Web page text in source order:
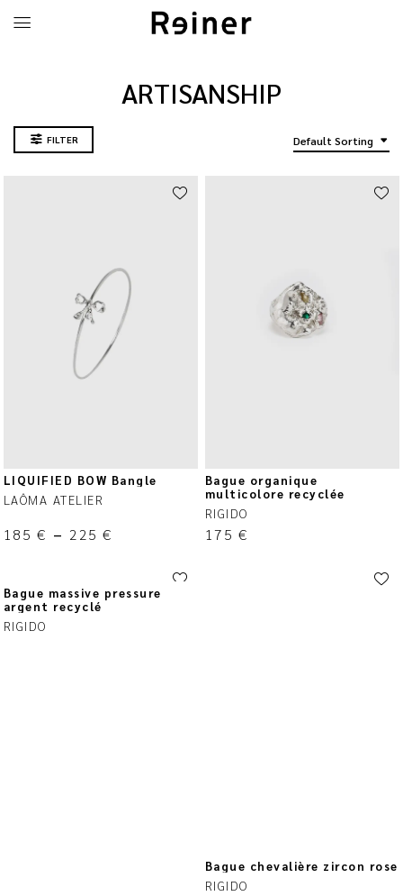
ARTISANSHIP
FILTER Default Sorting
LIQUIFIED BOW Bangle
LAÔMA ATELIER
185 € – 225€
Bague organique
multicolore recyclée
RIGIDO
175 €
Bague massive pressure
argent recyclé
RIGIDO
Bague chevalière zircon rose
RIGIDO